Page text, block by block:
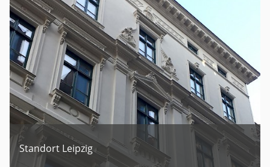
Standort Leipzig